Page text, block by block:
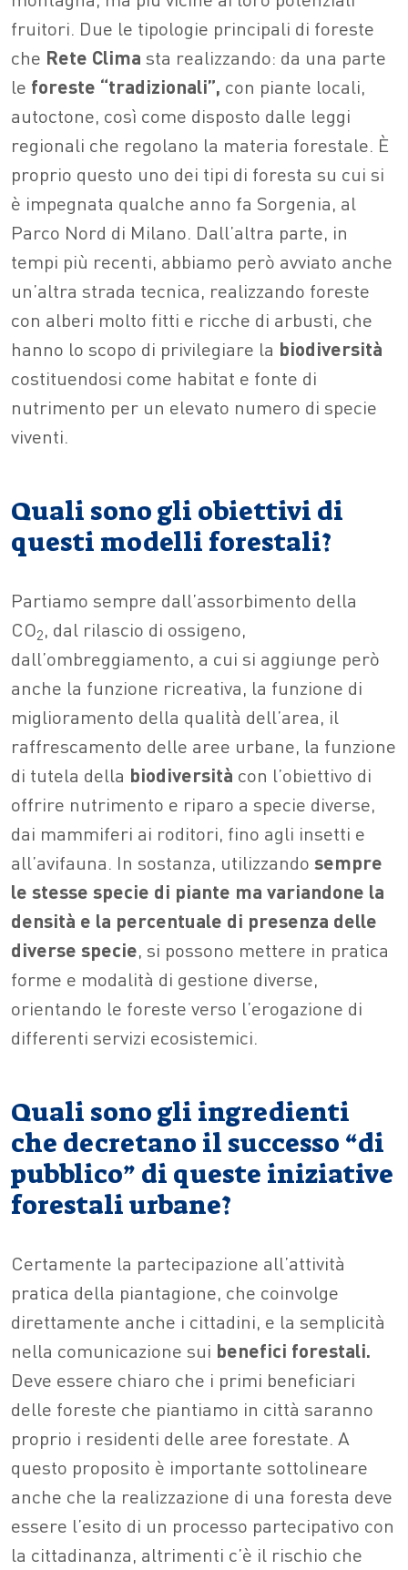
fruitori. Due le tipologie principali di foreste
che Rete Clima sta realizzando: da una parte
le foreste “tradizionali”, con piante locali,
autoctone, così come disposto dalle leggi
regionali che regolano la materia forestale. È
proprio questo uno dei tipi di foresta su cui si
è impegnata qualche anno fa Sorgenia, al
Parco Nord di Milano. Dall’altra parte, in
tempi più recenti, abbiamo però avviato anche
un’altra strada tecnica, realizzando foreste
con alberi molto fitti e ricche di arbusti, che
hanno lo scopo di privilegiare la biodiversità
costituendosi come habitat e fonte di
nutrimento per un elevato numero di specie
viventi.
Quali sono gli obiettivi di
questi modelli forestali?
Partiamo sempre dall’assorbimento della
CO2, dal rilascio di ossigeno,
dall’ombreggiamento, a cui si aggiunge però
anche la funzione ricreativa, la funzione di
miglioramento della qualità dell’area, il
raffrescamento delle aree urbane, la funzione
di tutela della biodiversità con l’obiettivo di
offrire nutrimento e riparo a specie diverse,
dai mammiferi ai roditori, fino agli insetti e
all’avifauna. In sostanza, utilizzando sempre
le stesse specie di piante ma variandone la
densità e la percentuale di presenza delle
diverse specie, si possono mettere in pratica
forme e modalità di gestione diverse,
orientando le foreste verso l’erogazione di
differenti servizi ecosistemici.
Quali sono gli ingredienti
che decretano il successo “di
pubblico” di queste iniziative
forestali urbane?
Certamente la partecipazione all’attività
pratica della piantagione, che coinvolge
direttamente anche i cittadini, e la semplicità
nella comunicazione sui benefici forestali.
Deve essere chiaro che i primi beneficiari
delle foreste che piantiamo in città saranno
proprio i residenti delle aree forestate. A
questo proposito è importante sottolineare
anche che la realizzazione di una foresta deve
essere l’esito di un processo partecipativo con
la cittadinanza, altrimenti c’è il rischio che